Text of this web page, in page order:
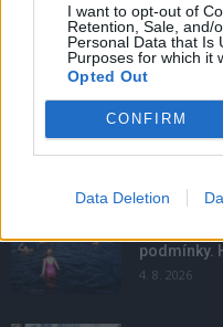
I want to opt-out of
Retention, Sale, and/
Personal Data that Is
Purposes for which it
Opted Out
CONFIRM
Data Deletion
NOVINKY
Obděnice
podmínky.
4. 8. 2026